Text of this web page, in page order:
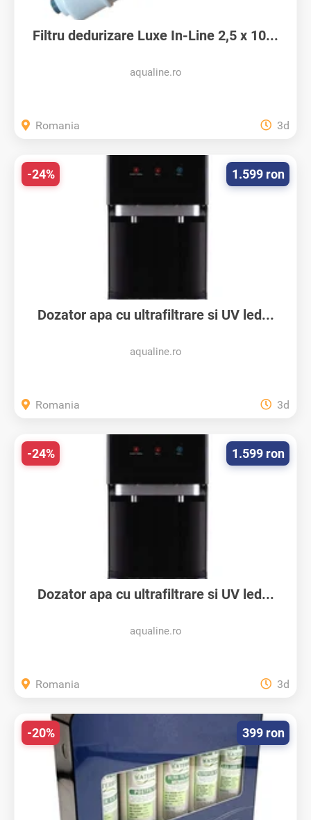
Filtru dedurizare Luxe In-Line 2,5 x 10...
aqualine.ro
Romania 3d
Dozator apa cu ultrafiltrare si UV led...
aqualine.ro
1.599 ron
-24%
Romania 3d
Dozator apa cu ultrafiltrare si UV led...
aqualine.ro
1.599 ron
-24%
Romania 3d
399 ron
-20%